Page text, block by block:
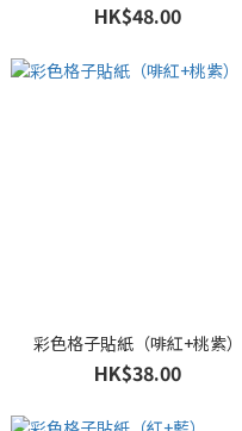
HK$48.00
彩色格子貼紙（啡紅+桃紫）
HK$38.00